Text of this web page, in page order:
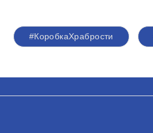
#КоробкаХрабрости